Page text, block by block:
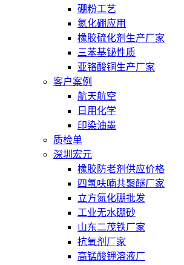
硼粉工艺
氮化硼应用
橡胶硫化剂生产厂家
三苯基铋性质
亚铬酸铜生产厂家
客户案例
航天航空
日用化学
印染油墨
质检单
深圳宏元
橡胶防老剂供应价格
四氢呋喃共聚醚厂家
立方氮化硼批发
工业无水硼砂
山东二茂铁厂家
抗氧剂厂家
高锰酸钾溶液厂